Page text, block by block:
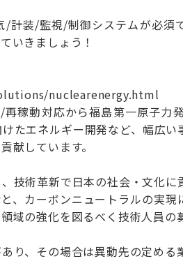
計装/監視/制御システムが必須
いきましょう！
nuclearenergy.html
稼動対応から福島第一原子力
たエネルギー開発など、幅広
献しています。
技術革新で日本の社会・文化
カーボンニュートラルの実現
域の強化を図るべく技術人員の
り、その場合は異動先の定める